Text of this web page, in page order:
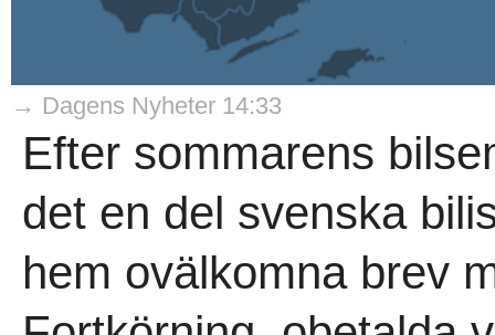
→ Dagens Nyheter 14:33
Efter sommarens
det en del svenska
hem ovälkomna brev